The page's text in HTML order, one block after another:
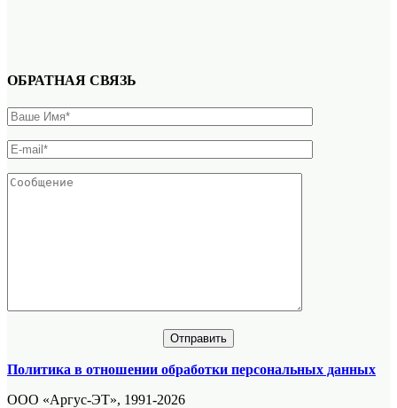
ОБРАТНАЯ СВЯЗЬ
Политика в отношении обработки персональных данных
ООО «Аргус-ЭТ», 1991-2026